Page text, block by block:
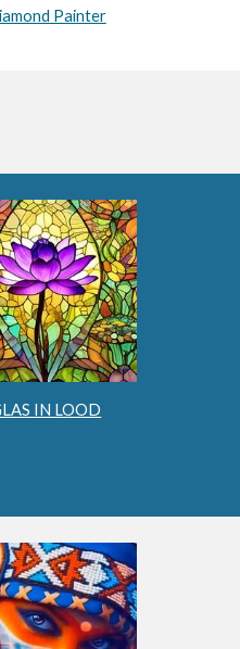
Painter
IN LOOD